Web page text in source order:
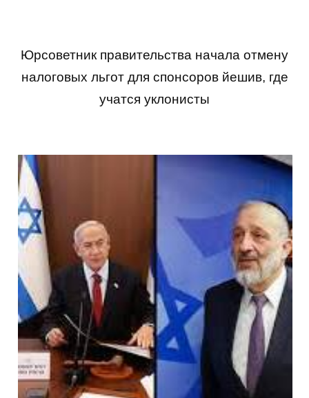
Юрсоветник правительства начала отмену
налоговых льгот для спонсоров йешив, где
учатся уклонисты